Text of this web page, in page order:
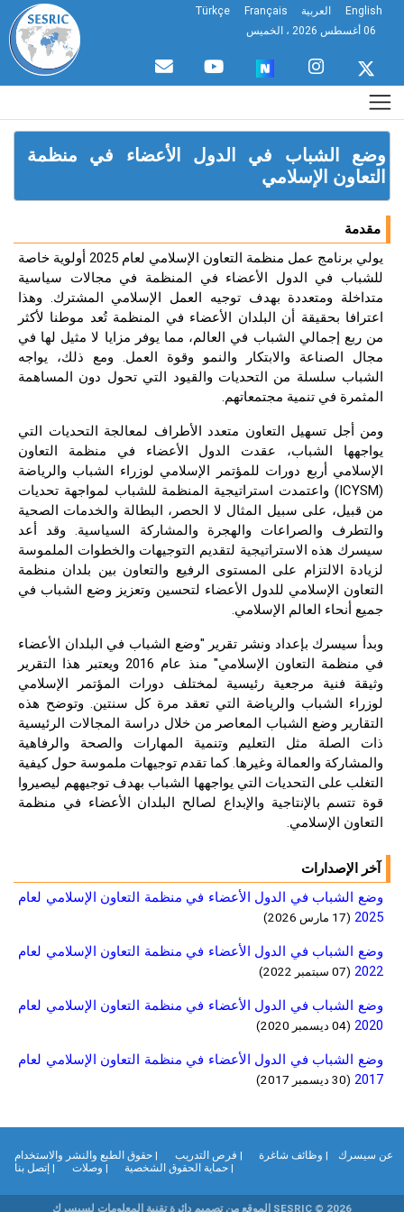
English العربية Français
Türkçe
وضع الشباب في الدول الأعضاء في منظمة
التعاون الإسلامي
مقدمة
يولي برنامج عمل منظمة التعاون الإسلامي لعام 2025 أولوية خاصة
للشباب في الدول الأعضاء في المنظمة في مجالات سياسية
متداخلة ومتعددة بهدف توجيه العمل الإسلامي المشترك. وهذا
اعترافا بحقيقة أن البلدان الأعضاء في المنظمة تُعد موطنا لأكثر
من ربع إجمالي الشباب في العالم، مما يوفر مزايا لا مثيل لها في
مجال الصناعة والابتكار والنمو وقوة العمل. ومع ذلك، يواجه
الشباب سلسلة من التحديات والقيود التي تحول دون المساهمة
المثمرة في تنمية مجتمعاتهم.
ومن أجل تسهيل التعاون متعدد الأطراف لمعالجة التحديات التي
يواجهها الشباب، عقدت الدول الأعضاء في منظمة التعاون
الإسلامي أربع دورات للمؤتمر الإسلامي لوزراء الشباب والرياضة
(ICYSM) واعتمدت استراتيجية المنظمة للشباب لمواجهة تحديات
من قبيل، على سبيل المثال لا الحصر، البطالة والخدمات الصحية
والتطرف والصراعات والهجرة والمشاركة السياسية. وقد أعد
سيسرك هذه الاستراتيجية لتقديم التوجيهات والخطوات الملموسة
لزيادة الالتزام على المستوى الرفيع والتعاون بين بلدان منظمة
التعاون الإسلامي للدول الأعضاء لتحسين وتعزيز وضع الشباب في
جميع أنحاء العالم الإسلامي.
وبدأ سيسرك بإعداد ونشر تقرير "وضع الشباب في البلدان الأعضاء
في منظمة التعاون الإسلامي" منذ عام 2016 ويعتبر هذا التقرير
وثيقة فنية مرجعية رئيسية لمختلف دورات المؤتمر الإسلامي
لوزراء الشباب والرياضة التي تعقد مرة كل سنتين. وتوضح هذه
التقارير وضع الشباب المعاصر من خلال دراسة المجالات الرئيسية
ذات الصلة مثل التعليم وتنمية المهارات والصحة والرفاهية
والمشاركة والعمالة وغيرها. كما تقدم توجيهات ملموسة حول كيفية
التغلب على التحديات التي يواجهها الشباب بهدف توجيههم ليصيروا
قوة تتسم بالإنتاجية والإبداع لصالح البلدان الأعضاء في منظمة
التعاون الإسلامي.
آخر الإصدارات
وضع الشباب في الدول الأعضاء في منظمة التعاون الإسلامي لعام
2025 (17 مارس 2026)
وضع الشباب في الدول الأعضاء في منظمة التعاون الإسلامي لعام
2022 (07 سبتمبر 2022)
وضع الشباب في الدول الأعضاء في منظمة التعاون الإسلامي لعام
2020 (04 ديسمبر 2020)
وضع الشباب في الدول الأعضاء في منظمة التعاون الإسلامي لعام
2017 (30 ديسمبر 2017)
سيسرك | وظائف شاغرة | فرص التدريب
| حقوق الطبع والنشر والاستخدام
| حماية الحقوق الشخصية
| وصلات | إتصل بنا
SESRIC © 2026 الموقع من تصميم دائرة تقنية المعلومات لسيسرك